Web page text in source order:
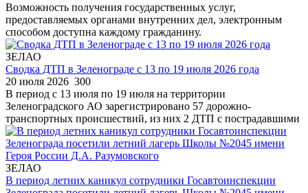
Возможность получения государственных услуг,
предоставляемых органами внутренних дел, электронным
способом доступна каждому гражданину.
ЗЕЛАО
Сводка ДТП в Зеленограде с 13 по 19 июля 2026 года
20 июля 2026 300
В период с 13 июля по 19 июля на территории
Зеленоградского АО зарегистрировано 57 дорожно-
транспортных происшествий, из них 2 ДТП с пострадавшими
ЗЕЛАО
В период летних каникул сотрудники Госавтоинспекции